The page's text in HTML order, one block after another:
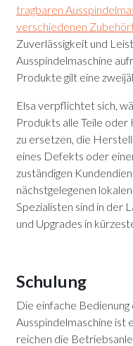
tragbaren
verschiedenen
Zuverlässigkeit und
Ausspindelmaschine
Produkte gilt eine
Elsa verpflichtet sich,
Produkts alle Teile
zu ersetzen, die
eines Defekts oder
zuständigen
nächstgelegenen
Spezialisten sind in der
und Upgrades in
Schulung
Die einfache
Ausspindelmaschine ist
reichen die